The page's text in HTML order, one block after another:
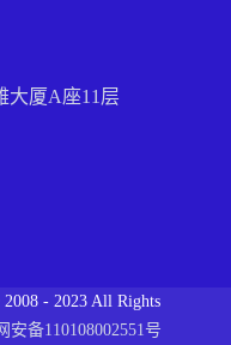
大厦A座11层
- 2023 All Rights
安备110108002551号